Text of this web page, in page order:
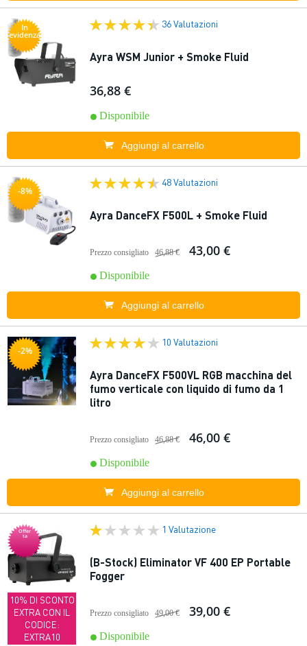
In
evidenza
36 Valutazioni
Ayra WSM Junior + Smoke Fluid
36,88 €
Disponibile
Aggiungi al carrello
-8%
48 Valutazioni
Ayra DanceFX F500L + Smoke Fluid
Prezzo consigliato 46,88 € 43,00 €
Disponibile
Aggiungi al carrello
-2%
10 Valutazioni
Ayra DanceFX F500VL RGB macchina del
fumo verticale con liquido di fumo da 1
litro
Prezzo consigliato 46,88 € 46,00 €
Disponibile
Aggiungi al carrello
Offer
ta
10% DI SCONTO
EXTRA CON IL
CODICE:
EXTRA10
1 Valutazione
(B-Stock) Eliminator VF 400 EP Portable
Fogger
Prezzo consigliato 49,00 € 39,00 €
Disponibile